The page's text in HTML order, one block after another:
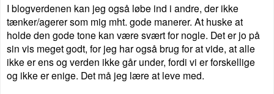
I blogverdenen kan jeg også løbe ind i andre, der ikke
tænker/agerer som mig mht. gode manerer. At huske at
holde den gode tone kan være svært for nogle. Det er jo på
sin vis meget godt, for jeg har også brug for at vide, at alle
ikke er ens og verden ikke går under, fordi vi er forskellige
og ikke er enige. Det må jeg lære at leve med.